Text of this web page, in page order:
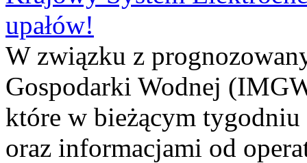
upałów!
W związku z
Gospodarki Wodnej
które w bieżącym tygodniu
oraz informacjami od